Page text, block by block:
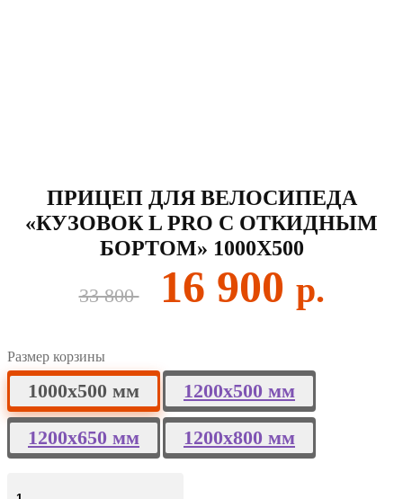
ПРИЦЕП ДЛЯ ВЕЛОСИПЕДА
«КУЗОВОК L PRO С ОТКИДНЫМ
БОРТОМ» 1000Х500
33 800
Первоначальная
цена
33
800 ₽.
16 900
цена:
Размер корзины
1000х500 мм 1200х500 мм
1200х650 мм 1200х800 мм
товара